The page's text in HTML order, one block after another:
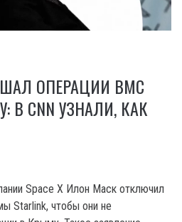
ОПЕРАЦИИ ВМС
CNN УЗНАЛИ, КАК
Space Х Илон Маск отключил
Starlink, чтобы они не